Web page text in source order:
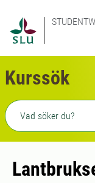
Kurssök
Fritext sökning